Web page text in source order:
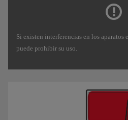
Si existen interferencias en los
puede prohibir su uso.